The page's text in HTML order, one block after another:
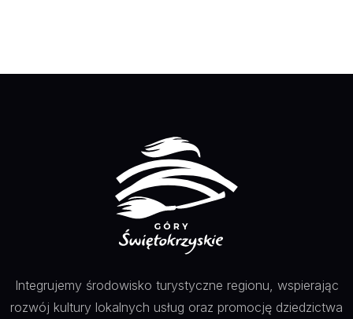
Integrujemy środowisko turystyczne regionu, wspierając
rozwój kultury lokalnych usług oraz promocję dziedzictwa